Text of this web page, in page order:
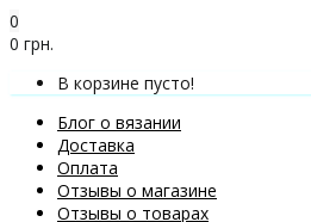
0
0 грн.
В корзине пусто!
Блог о вязании
Доставка
Оплата
Отзывы о магазине
Отзывы о товарах